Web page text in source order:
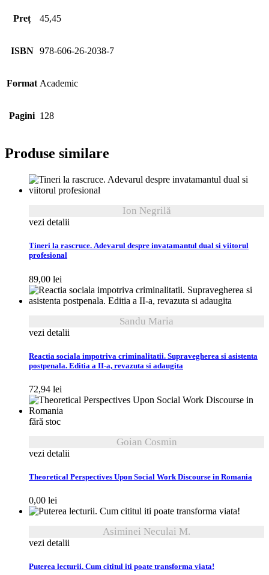
Preț 45,45
ISBN 978-606-26-2038-7
Format Academic
Pagini 128
Produse similare
Ion Negrilă
vezi detalii
Tineri la rascruce. Adevarul despre invatamantul dual si viitorul
profesional
89,00 lei
Sandu Maria
vezi detalii
Reactia sociala impotriva criminalitatii. Supravegherea si asistenta
postpenala. Editia a II-a, revazuta si adaugita
72,94 lei
fără stoc
Goian Cosmin
vezi detalii
Theoretical Perspectives Upon Social Work Discourse in Romania
0,00 lei
Asiminei Neculai M.
vezi detalii
Puterea lecturii. Cum cititul iti poate transforma viata!